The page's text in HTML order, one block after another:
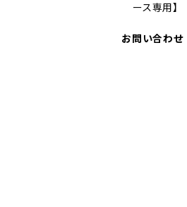
ース専用】
お問い合わせ